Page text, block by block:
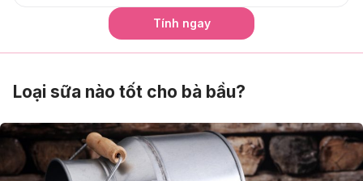
Tính ngay
Loại sữa nào tốt cho bà bầu?